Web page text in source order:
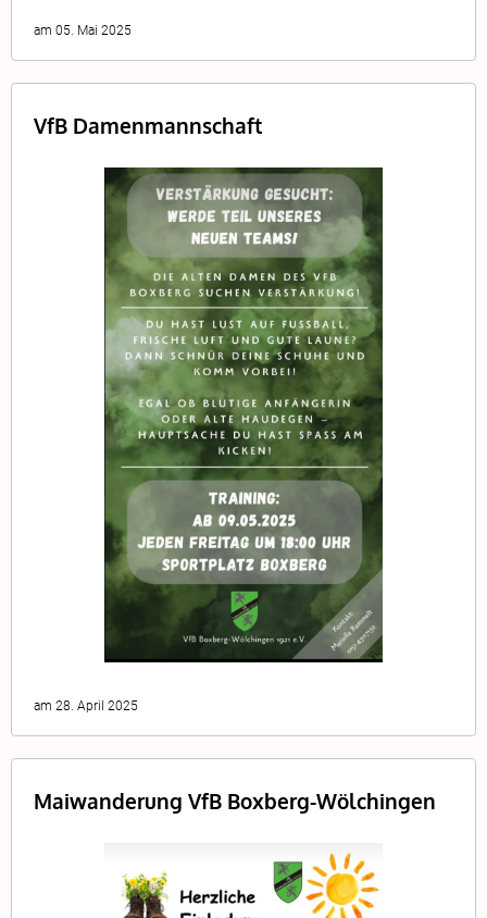
am 05. Mai 2025
VfB Damenmannschaft
am 28. April 2025
Maiwanderung VfB Boxberg-Wölchingen